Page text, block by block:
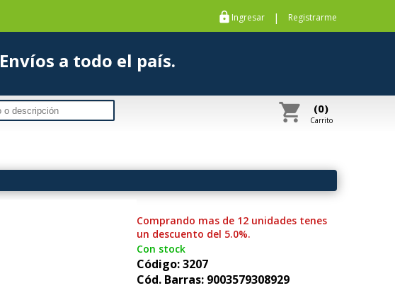
https Ingresar | Registrarme
Envíos a todo el país.
shopping_cart (0)
Carrito
Comprando mas de 12 unidades tenes
un descuento del 5.0%.
Con stock
Código: 3207
Cód. Barras: 9003579308929